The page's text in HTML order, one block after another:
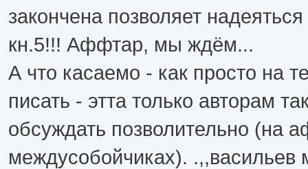
закончена позволяет
кн.5!!! Аффтар, мы ждём...
А что касаемо - как просто на
писать - этта только авторам
обсуждать позволительно (на
междусобойчиках). .,,васильев